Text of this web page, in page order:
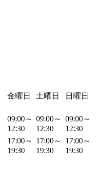
金曜日 土曜日 日曜日
09:00～
12:30
09:00～
12:30
09:00～
12:30
17:00～
19:30
17:00～
19:30
17:00～
19:30